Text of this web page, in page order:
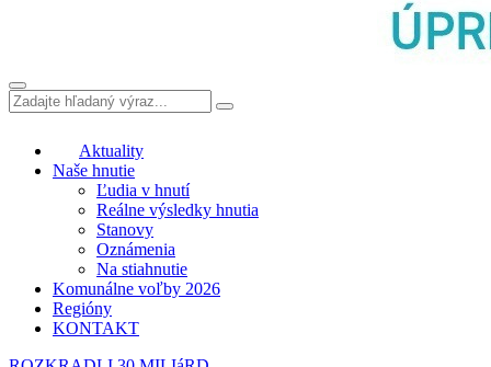
Aktuality
Naše hnutie
Ľudia v hnutí
Reálne výsledky hnutia
Stanovy
Oznámenia
Na stiahnutie
Komunálne voľby 2026
Regióny
KONTAKT